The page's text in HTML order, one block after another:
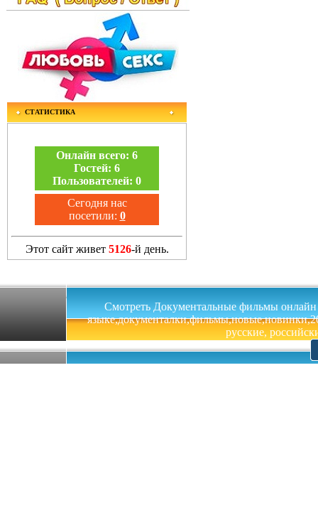
СТАТИСТИКА
Онлайн всего: 6
Гостей: 6
Пользователей: 0
Сегодня нас
посетили: 0
Этот сайт живет 5126-й день.
Смотреть Документальные фильмы онлайн
русские,